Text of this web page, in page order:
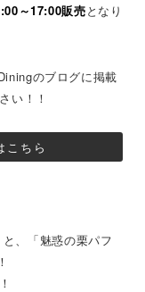
～17:00販売となり
のブログに掲載
い！！
ちら
、「魅惑の栗パフ